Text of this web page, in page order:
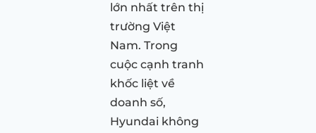
lớn nhất trên thị
trường Việt
Nam. Trong
cuộc cạnh tranh
khốc liệt về
doanh số,
Hyundai không